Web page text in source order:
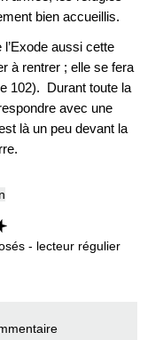
bien accueillis.
l’Exode aussi cette
à rentrer ; elle se fera
102). Durant toute la
avec une
là un peu devant la
- lecteur régulier